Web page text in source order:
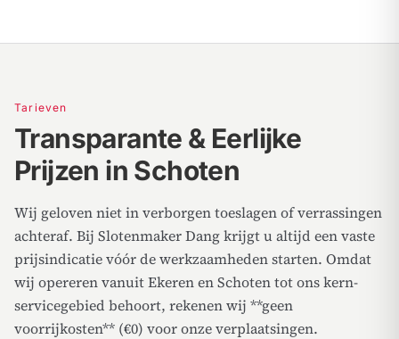
Tarieven
Transparante & Eerlijke
Prijzen in Schoten
Wij geloven niet in verborgen toeslagen of verrassingen
achteraf. Bij Slotenmaker Dang krijgt u altijd een vaste
prijsindicatie vóór de werkzaamheden starten. Omdat
wij opereren vanuit Ekeren en Schoten tot ons kern-
servicegebied behoort, rekenen wij **geen
voorrijkosten** (€0) voor onze verplaatsingen.